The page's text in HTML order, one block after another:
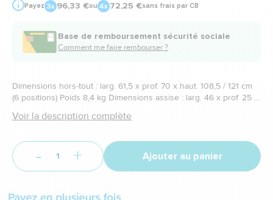
Payez 96,33 €ou 72,25 €sans frais par CB
Base de remboursement sécurité sociale
Comment me faire rembourser ?
Dimensions hors-tout : larg. 61,5 x prof. 70 x haut. 108,5 / 121 cm
(6 positions) Poids 8,4 kg Dimensions assise : larg. 46 x prof. 25 x
Voir la description complète
- + Ajouter au panier